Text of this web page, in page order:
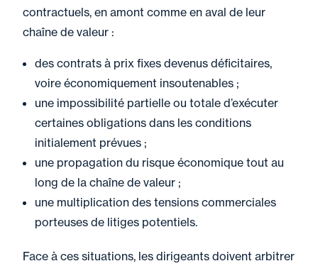
contractuels, en amont comme en aval de leur
chaîne de valeur :
des contrats à prix fixes devenus déficitaires,
voire économiquement insoutenables ;
une impossibilité partielle ou totale d’exécuter
certaines obligations dans les conditions
initialement prévues ;
une propagation du risque économique tout au
long de la chaîne de valeur ;
une multiplication des tensions commerciales
porteuses de litiges potentiels.
Face à ces situations, les dirigeants doivent arbitrer